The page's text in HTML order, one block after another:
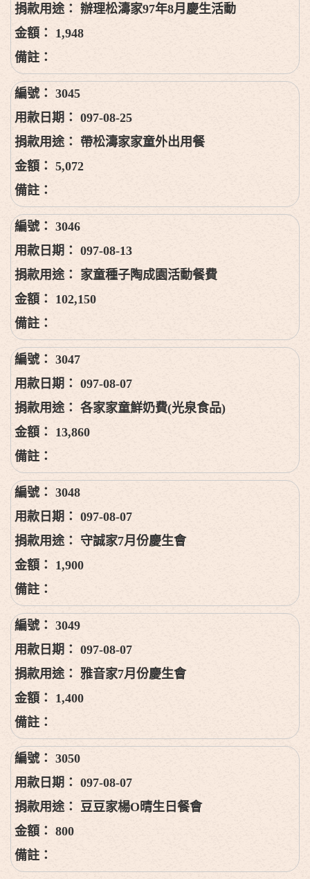
辦理松濤家97年8月慶生活動
1,948
3045
097-08-25
帶松濤家家童外出用餐
5,072
3046
097-08-13
家童種子陶成園活動餐費
102,150
3047
097-08-07
各家家童鮮奶費(光泉食品)
13,860
3048
097-08-07
守誠家7月份慶生會
1,900
3049
097-08-07
雅音家7月份慶生會
1,400
3050
097-08-07
豆豆家楊O晴生日餐會
800